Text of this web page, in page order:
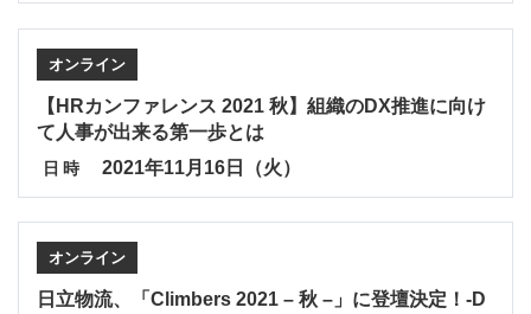
オンライン
【HRカンファレンス 2021 秋】組織のDX推進に向け
て人事が出来る第一歩とは
日時 2021年11月16日（火）
オンライン
日立物流、「Climbers 2021 – 秋 –」に登壇決定！-D